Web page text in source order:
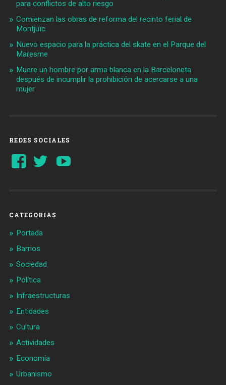
para conflictos de alto riesgo
Comienzan las obras de reforma del recinto ferial de
Montjuïc
Nuevo espacio para la práctica del skate en el Parque del
Maresme
Muere un hombre por arma blanca en la Barceloneta
después de incumplir la prohibición de acercarse a una
mujer
REDES SOCIALES
Ver
perfil
Ver
perfil
CATEGORIAS
Portada
Barrios
Sociedad
Política
Infraestructuras
Entidades
Cultura
Actividades
Economía
Urbanismo